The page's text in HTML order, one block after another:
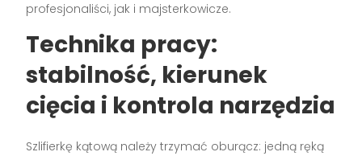
profesjonaliści, jak i majsterkowicze.
Technika pracy:
stabilność, kierunek
cięcia i kontrola narzędzia
Szlifierkę kątową należy trzymać oburącz: jedną ręką